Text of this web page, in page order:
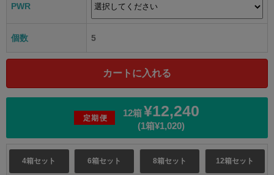
PWR
個数 5
定期便 12箱 ¥12,240
(1箱¥1,020)
4箱セット 6箱セット 8箱セット 12箱セット